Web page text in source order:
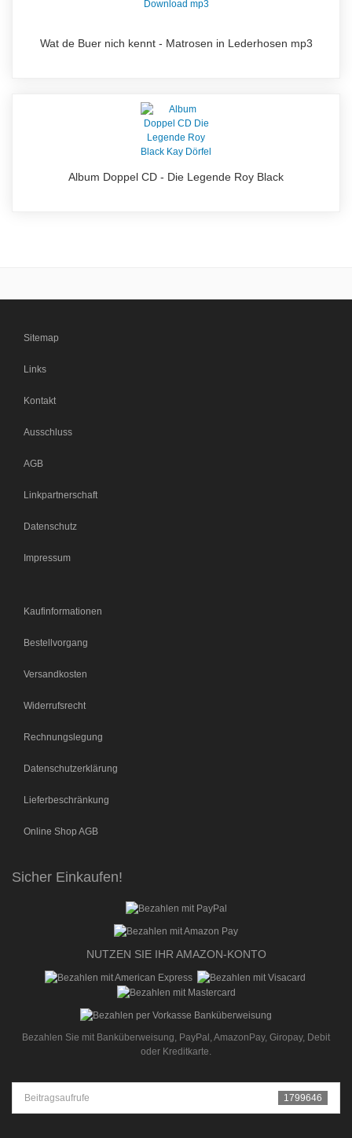
Wat de Buer nich kennt - Matrosen in Lederhosen mp3
Album Doppel CD - Die Legende Roy Black
Sitemap
Links
Kontakt
Ausschluss
AGB
Linkpartnerschaft
Datenschutz
Impressum
Kaufinformationen
Bestellvorgang
Versandkosten
Widerrufsrecht
Rechnungslegung
Datenschutzerklärung
Lieferbeschränkung
Online Shop AGB
Sicher Einkaufen!
NUTZEN SIE IHR AMAZON-KONTO
Bezahlen Sie mit Banküberweisung, PayPal, AmazonPay, Giropay, Debit
oder Kreditkarte.
Beitragsaufrufe 1799646